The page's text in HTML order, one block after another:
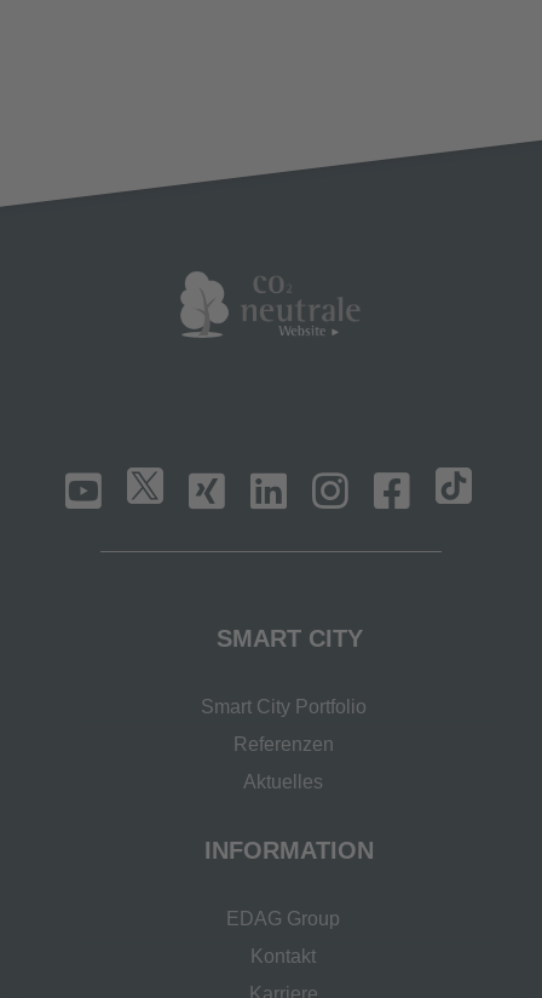
SMART CITY
Smart City Portfolio
Referenzen
Aktuelles
INFORMATION
EDAG Group
Kontakt
Karriere